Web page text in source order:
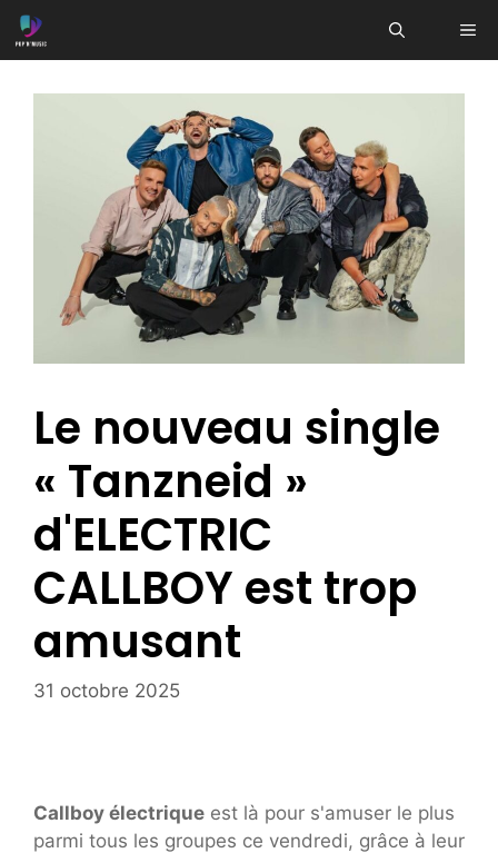
Aller
au
Le nouveau single
« Tanzneid »
d'ELECTRIC
CALLBOY est trop
amusant
31 octobre 2025
Callboy électrique est là pour s'amuser le plus
parmi tous les groupes ce vendredi, grâce à leur